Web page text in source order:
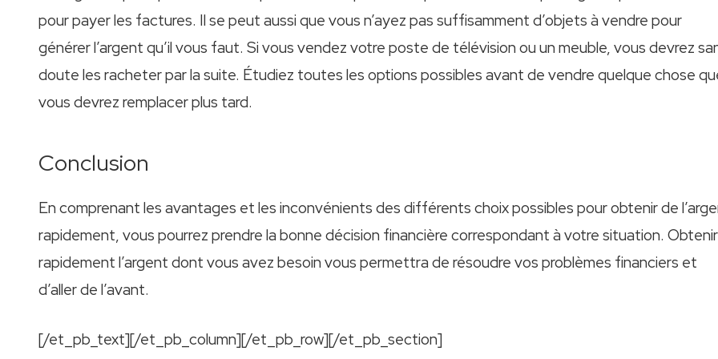
pour payer les factures. Il se peut aussi que vous n’ayez pas suffisamment d’objets à vendre pour
générer l’argent qu’il vous faut. Si vous vendez votre poste de télévision ou un meuble, vous devrez
doute les racheter par la suite. Étudiez toutes les options possibles avant de vendre quelque chose
vous devrez remplacer plus tard.
Conclusion
En comprenant les avantages et les inconvénients des différents choix possibles pour obtenir de
rapidement, vous pourrez prendre la bonne décision financière correspondant à votre situation. Obtenir
rapidement l’argent dont vous avez besoin vous permettra de résoudre vos problèmes financiers et
d’aller de l’avant.
[/et_pb_text][/et_pb_column][/et_pb_row][/et_pb_section]